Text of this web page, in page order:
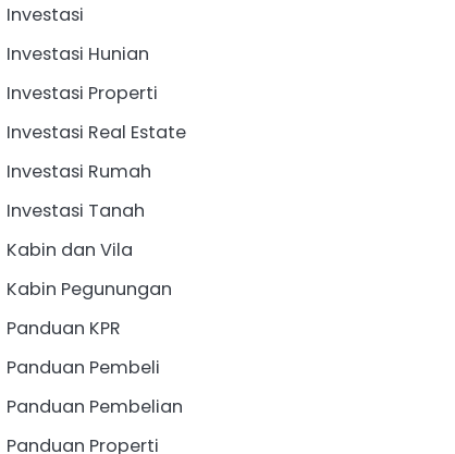
Investasi
Investasi Hunian
Investasi Properti
Investasi Real Estate
Investasi Rumah
Investasi Tanah
Kabin dan Vila
Kabin Pegunungan
Panduan KPR
Panduan Pembeli
Panduan Pembelian
Panduan Properti